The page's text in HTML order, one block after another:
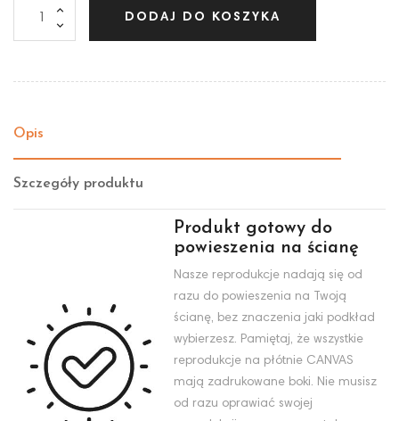
DODAJ DO KOSZYKA
Opis
Szczegóły produktu
Produkt gotowy do
powieszenia na ścianę
Nasze reprodukcje nadają się od
razu do powieszenia na Twoją
ścianę, bez znaczenia jaki podkład
wybierzesz. Pamiętaj, że wszystkie
reprodukcje na płótnie CANVAS
mają zadrukowane boki. Nie musisz
od razu oprawiać swojej